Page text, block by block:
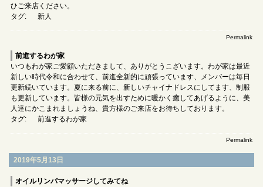
ひご来店ください。
タグ:
新人
Permalink
前進するわが家
いつもわが家ご愛顧いただきまして、ありがとうこざいます。わが家は最近
新しい時代令和に合わせて、前進全新的に頑張っています、メンバーは毎日
更新続いています。夏に来る前に、新しいチャイナドレスにしてます、制服
も更新しています。皆様の元気を出すために暖かく癒してあげるように、美
人達にかこまれましょうね、貴方様のご来店をお待ちしております。
タグ:
前進するわが家
Permalink
2019年5月13日
オイルリンパマッサージしてみてね